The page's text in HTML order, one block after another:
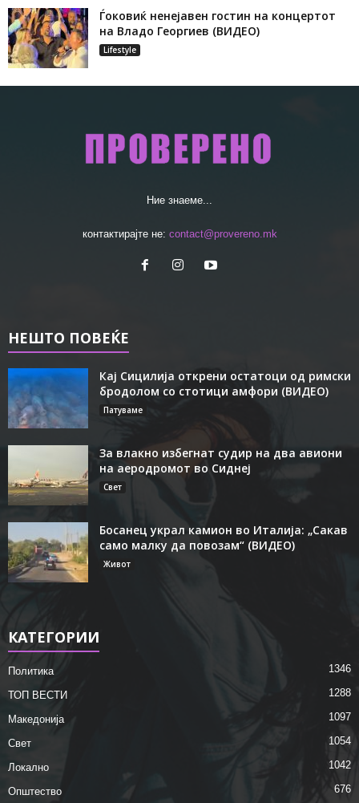
Ѓоковиќ ненејавен гостин на концертот
на Владо Георгиев (ВИДЕО)
Lifestyle
Ние знаеме...
контактирајте не: contact@provereno.mk
НЕШТО ПОВЕЌЕ
Кај Сицилија открени остатоци од римски
бродолом со стотици амфори (ВИДЕО)
Патуваме
За влакно избегнат судир на два авиони
на аеродромот во Сиднеј
Свет
Босанец украл камион во Италија: „Сакав
само малку да повозам“ (ВИДЕО)
Живот
КАТЕГОРИИ
Политика 1346
ТОП ВЕСТИ 1288
Македонија 1097
Свет 1054
Локално 1042
Општество 676